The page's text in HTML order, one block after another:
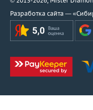
Разработка сайта —